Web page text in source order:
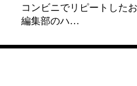
コンビニでリピートした
編集部のハ…